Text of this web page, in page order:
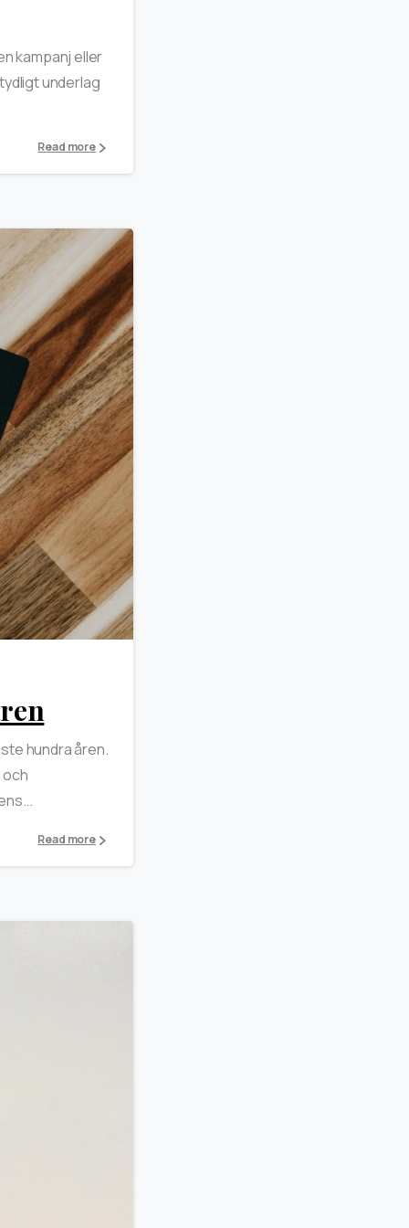
kampanj eller
underlag
Read more
0
hundra åren.
och
Read more